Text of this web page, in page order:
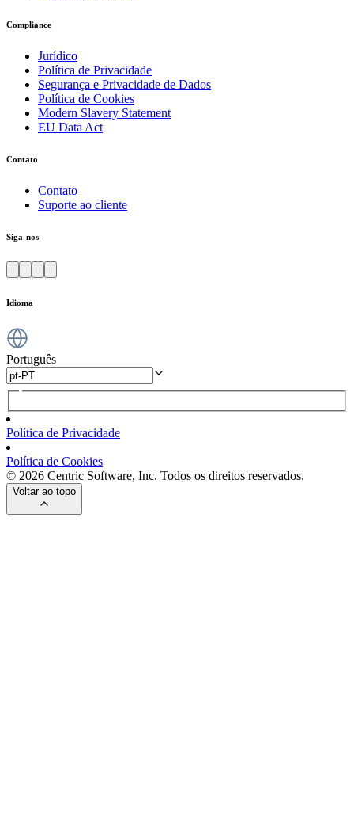
Compliance
Jurídico
Política de Privacidade
Segurança e Privacidade de Dados
Política de Cookies
Modern Slavery Statement
EU Data Act
Contato
Contato
Suporte ao cliente
Siga-nos
Idioma
Português
Política de Privacidade
Política de Cookies
© 2026 Centric Software, Inc. Todos os direitos reservados.
Voltar ao topo